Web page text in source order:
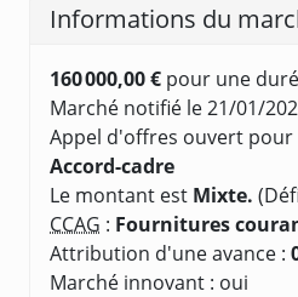
Informations du
160 000,00 € pour une
Marché notifié le 21/01/
Appel d'offres ouvert pour
Accord-cadre
Le montant est Mixte.
CCAG : Fournitures
Attribution d'une avance :
Marché innovant : oui